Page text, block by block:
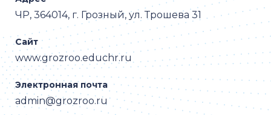
ЧР, 364014, г. Грозный, ул. Трошева 31
Сайт
www.grozroo.educhr.ru
Электронная почта
admin@grozroo.ru